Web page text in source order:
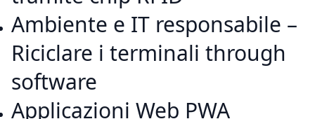
Ambiente e IT responsabile –
Riciclare i terminali through
software
Applicazioni Web PWA